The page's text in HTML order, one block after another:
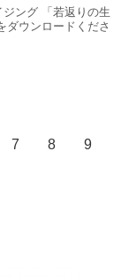
ング 「若返りの生
ダウンロードくださ
7 8 9